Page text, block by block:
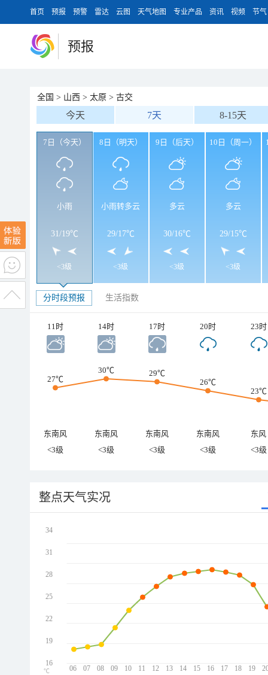
首页 预报 预警 雷达 云图 天气地图 专业产品 资讯 视频 节气
预报
全国 > 山西 > 太原 > 古交
今天 7天 8-15天
7日（今天）
小雨
31/19℃
<3级
8日（明天）
小雨转多云
29/17℃
<3级
9日（后天）
多云
30/16℃
<3级
10日（周一）
多云
29/15℃
<3级
分时段预报 生活指数
11时 14时 17时 20时 23时
27℃
30℃
29℃
26℃
23℃
东南风 东南风 东南风 东南风
东风
<3级
<3级 <3级 <3级 <3级
整点天气实况
06 07 08 09 10 11 12 13 14 15 16 17 18 19
34
31
28
25
22
19
16
℃